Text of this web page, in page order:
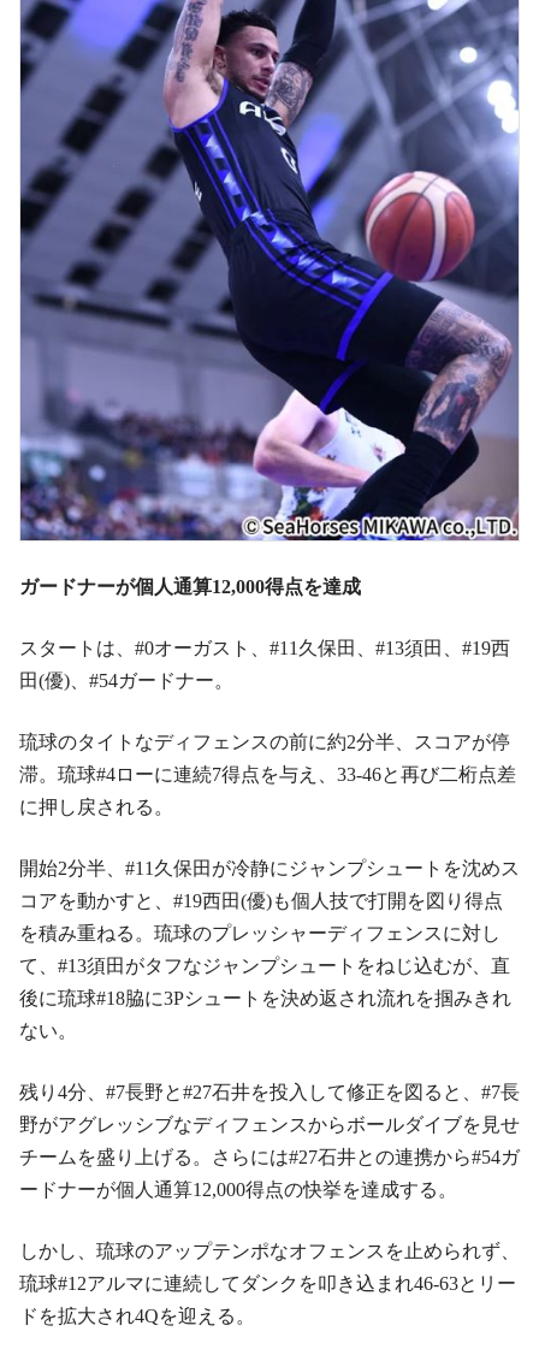
ガードナーが個人通算12,000得点を達成
スタートは、#0オーガスト、#11久保田、#13須田、#19西
田(優)、#54ガードナー。
琉球のタイトなディフェンスの前に約2分半、スコアが停
滞。琉球#4ローに連続7得点を与え、33-46と再び二桁点差
に押し戻される。
開始2分半、#11久保田が冷静にジャンプシュートを沈めス
コアを動かすと、#19西田(優)も個人技で打開を図り得点
を積み重ねる。琉球のプレッシャーディフェンスに対し
て、#13須田がタフなジャンプシュートをねじ込むが、直
後に琉球#18脇に3Pシュートを決め返され流れを掴みきれ
ない。
残り4分、#7長野と#27石井を投入して修正を図ると、#7長
野がアグレッシブなディフェンスからボールダイブを見せ
チームを盛り上げる。さらには#27石井との連携から#54ガ
ードナーが個人通算12,000得点の快挙を達成する。
しかし、琉球のアップテンポなオフェンスを止められず、
琉球#12アルマに連続してダンクを叩き込まれ46-63とリー
ドを拡大され4Qを迎える。